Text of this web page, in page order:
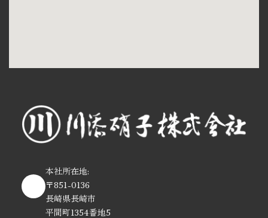
本社所在地:
〒851-0136
長崎県長崎市
平間町1354番地5